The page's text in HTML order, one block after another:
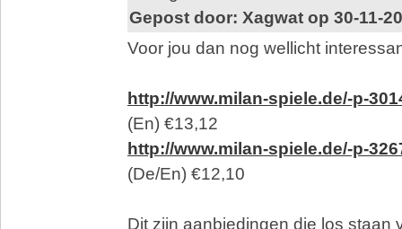
Gepost door: Xagwat op 30-11-
Voor jou dan nog wellicht
http://www.milan-spiele.de/-p-
(En) €13,12
http://www.milan-spiele.de/-p-
(De/En) €12,10
Dit zijn aanbiedingen die los staan